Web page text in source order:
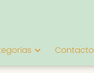
Contacto